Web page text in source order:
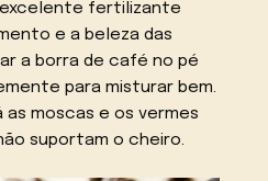
excelente fertilizante
e a beleza das
a borra de café no pé
para misturar bem.
as moscas e os vermes
suportam o cheiro.